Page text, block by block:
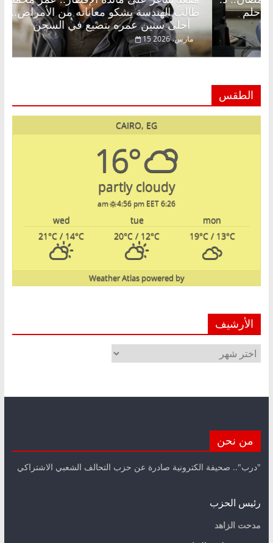
طالب
أحلى سنين عمره بتضيع في السجن
15 مارس، 2026
فاروق خبير اقتصادي في انتظار حلم
الطقس
CAIRO, EG
16°
partly cloudy
6:26 am
4:56 pm EET
mon
tue
wed
19°C/ 13°C
20°C / 12°C
21°C / 14°C
powered by
Weather Atlas
الأرشيف
الأرشيف
من نحن
"درب".. صحيفة الكترونية صادرة عن حزب التحالف الشعبي الاشتراكي
رئيس الحزب
مدحت الزاهد